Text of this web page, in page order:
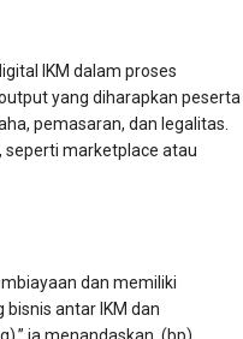
IKM dalam proses
yang diharapkan peserta
pemasaran, dan legalitas.
seperti marketplace atau
dan memiliki
antar IKM dan